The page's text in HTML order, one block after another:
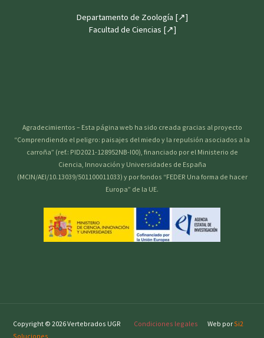
Departamento de Zoología [↗]
Facultad de Ciencias [↗]
Agradecimientos – Esta página web ha sido creada gracias al proyecto
“Comprendiendo el peligro: paisajes del miedo y la repulsión asociados a la
carroña” (ref.: PID2021-128952NB-I00), financiado por el Ministerio de
Ciencia, Innovación y Universidades de España
(MCIN/AEI/10.13039/501100011033) y por fondos “FEDER Una forma de hacer
Europa” de la UE.
Copyright © 2026 Vertebrados UGR Condiciones legales Web por Si2
Soluciones